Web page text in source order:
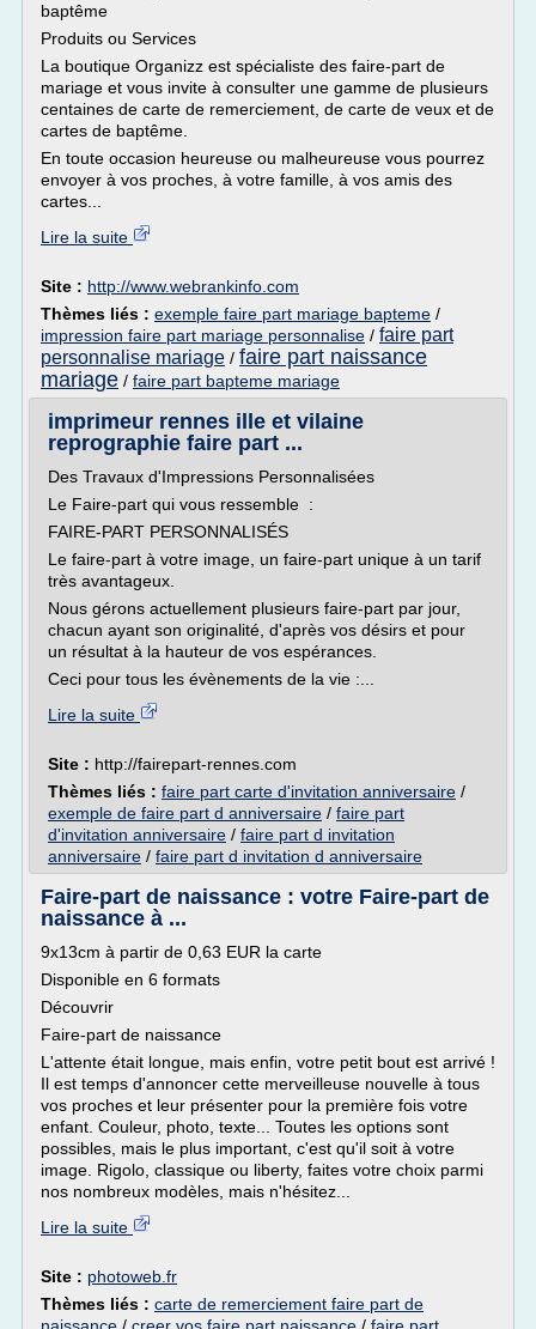
baptême
Produits ou Services
La boutique Organizz est spécialiste des faire-part de
mariage et vous invite à consulter une gamme de plusieurs
centaines de carte de remerciement, de carte de veux et de
cartes de baptême.
En toute occasion heureuse ou malheureuse vous pourrez
envoyer à vos proches, à votre famille, à vos amis des
cartes...
Lire la suite
Site : http://www.webrankinfo.com
Thèmes liés : exemple faire part mariage bapteme /
impression faire part mariage personnalise / faire part
personnalise mariage / faire part naissance
mariage / faire part bapteme mariage
imprimeur rennes ille et vilaine
reprographie faire part ...
Des Travaux d'Impressions Personnalisées
Le Faire-part qui vous ressemble :
FAIRE-PART PERSONNALISÉS
Le faire-part à votre image, un faire-part unique à un tarif
très avantageux.
Nous gérons actuellement plusieurs faire-part par jour,
chacun ayant son originalité, d'après vos désirs et pour
un résultat à la hauteur de vos espérances.
Ceci pour tous les évènements de la vie :...
Lire la suite
Site : http://fairepart-rennes.com
Thèmes liés : faire part carte d'invitation anniversaire /
exemple de faire part d anniversaire / faire part
d'invitation anniversaire / faire part d invitation
anniversaire / faire part d invitation d anniversaire
Faire-part de naissance : votre Faire-part de
naissance à ...
9x13cm à partir de 0,63 EUR la carte
Disponible en 6 formats
Découvrir
Faire-part de naissance
L'attente était longue, mais enfin, votre petit bout est arrivé !
Il est temps d'annoncer cette merveilleuse nouvelle à tous
vos proches et leur présenter pour la première fois votre
enfant. Couleur, photo, texte... Toutes les options sont
possibles, mais le plus important, c'est qu'il soit à votre
image. Rigolo, classique ou liberty, faites votre choix parmi
nos nombreux modèles, mais n'hésitez...
Lire la suite
Site : photoweb.fr
Thèmes liés : carte de remerciement faire part de